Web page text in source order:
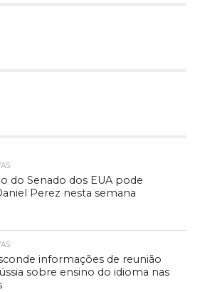
do Senado dos EUA pode
Perez nesta semana
informações de reunião
sobre ensino do idioma nas